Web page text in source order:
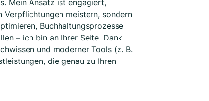
Mein Ansatz ist engagiert,
meistern, sondern
Buchhaltungsprozesse
– ich bin an Ihrer Seite. Dank
und moderner Tools (z. B.
die genau zu Ihren